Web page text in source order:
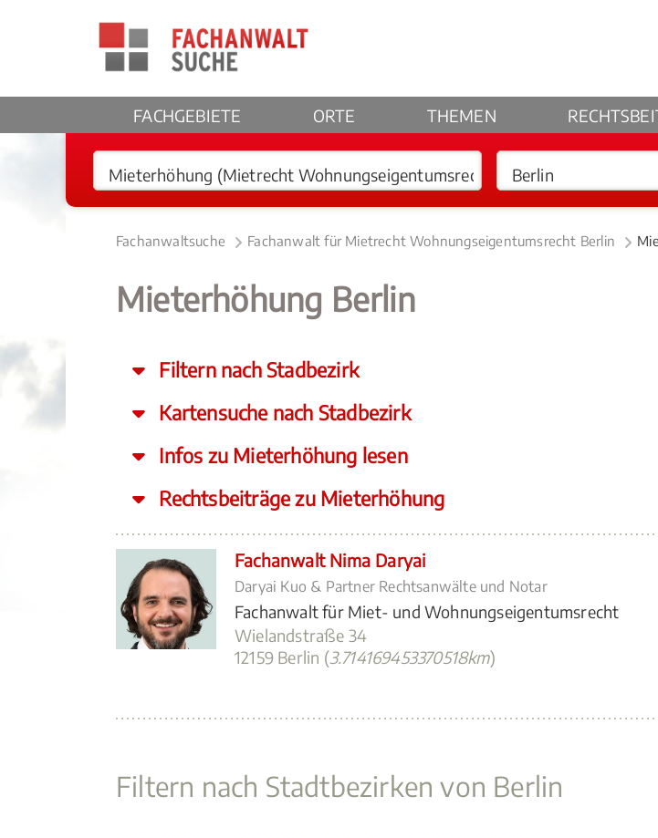
FACHGEBIETE ORTE THEMEN
Fachanwaltsuche Fachanwalt für Mietrecht Wohnungseigentumsrecht Berlin
Mieterhöhung Berlin
Filtern nach Stadbezirk
Kartensuche nach Stadbezirk
Infos zu Mieterhöhung lesen
Rechtsbeiträge zu Mieterhöhung
Fachanwalt Nima Daryai
Daryai Kuo & Partner Rechtsanwälte und Notar
Fachanwalt für Miet- und Wohnungseigentumsrecht
Wielandstraße 34
12159 Berlin (3.714169453370518km)
Filtern nach Stadtbezirken von Berlin